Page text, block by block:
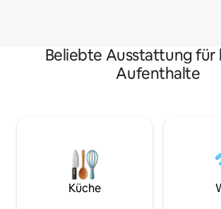
Beliebte Ausstattung für
Aufenthalte
Küche